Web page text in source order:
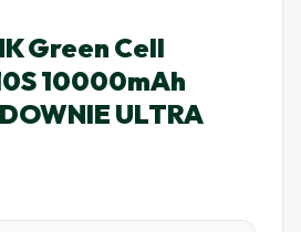
Green Cell
10000mAh
ULTRA